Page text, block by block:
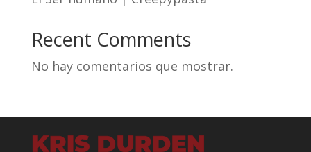
Recent Comments
No hay comentarios que mostrar.